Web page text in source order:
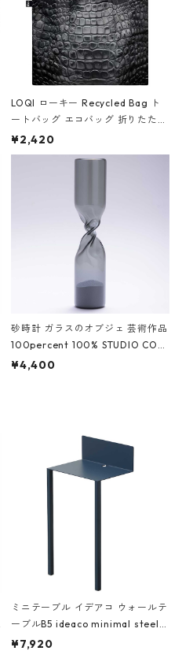
LOQI ローキー Recycled Bag ト
ートバッグ エコバッグ 折りたたみ
大きめ 撥水加工 収納ポーチ CRO
CODILE/Black クロコダイル/ブラ
¥2,420
砂時計 ガラスのオブジェ 芸術作品
100percent 100% STUDIO COH
AKU Timeless 100パーセント ス
¥4,400
ミニテーブル イデアコ ウォールテ
ーブルB5 ideaco minimal steel f
urniture WALL Table B5 ネイビー
¥7,920